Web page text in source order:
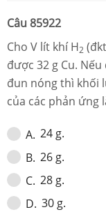
Câu 85922
Cho V lít khí H2
được 32 g Cu. Nếu
đun nóng thì khối
của các phản ứng
A. 24 g.
B. 26 g.
C. 28 g.
D. 30 g.